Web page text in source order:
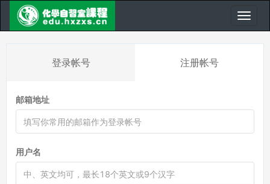
登录帐号 注册帐号
邮箱地址
用户名